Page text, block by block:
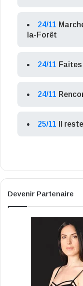
24/11
la-Forêt
24/11
24/11
25/11 Il
Devenir Partenaire